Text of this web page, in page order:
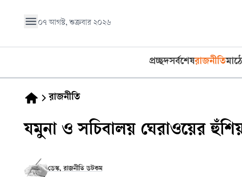
০৭ আগস্ট, শুক্রবার ২০২৬
প্রচ্ছদসর্বশেষরাজনীতি
রাজনীতি
যমুনা ও সচিবালয় ঘেরাওয়ের
ডেস্ক, রাজনীতি ডটকম